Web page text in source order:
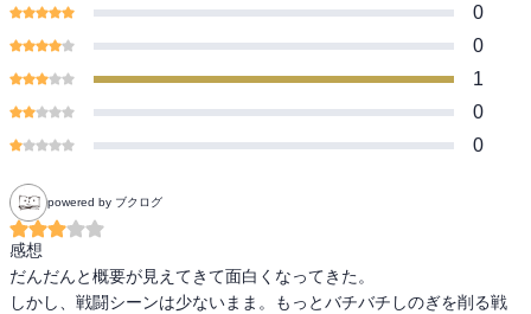
0
0
1
0
0
powered by ブクログ
感想
だんだんと概要が見えてきて面白くなってきた。
しかし、戦闘シーンは少ないまま。もっとバチバチしのぎを削る戦